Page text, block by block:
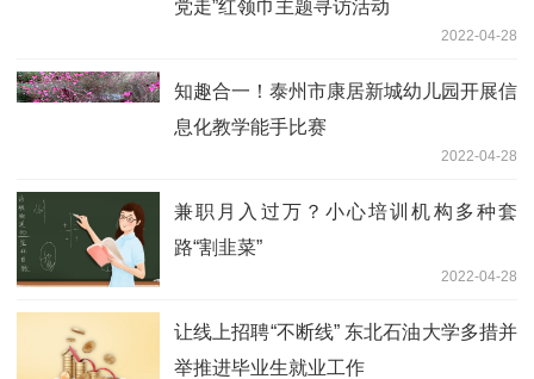
党走”红领巾主题寻访活动
2022-04-28
知趣合一！泰州市康居新城幼儿园开展信
息化教学能手比赛
2022-04-28
兼职月入过万？小心培训机构多种套
路“割韭菜”
2022-04-28
让线上招聘“不断线” 东北石油大学多措并
举推进毕业生就业工作